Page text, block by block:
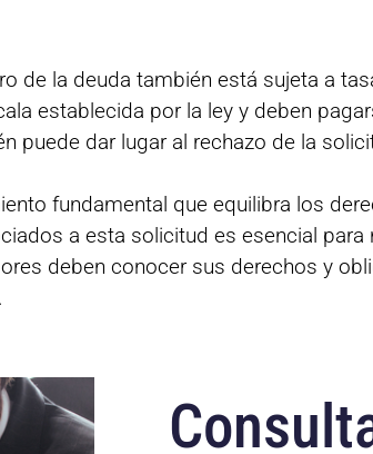
de la deuda también está sujeta a
establecida por la ley y deben
puede dar lugar al rechazo de la
fundamental que equilibra los
a esta solicitud es esencial para
deben conocer sus derechos y